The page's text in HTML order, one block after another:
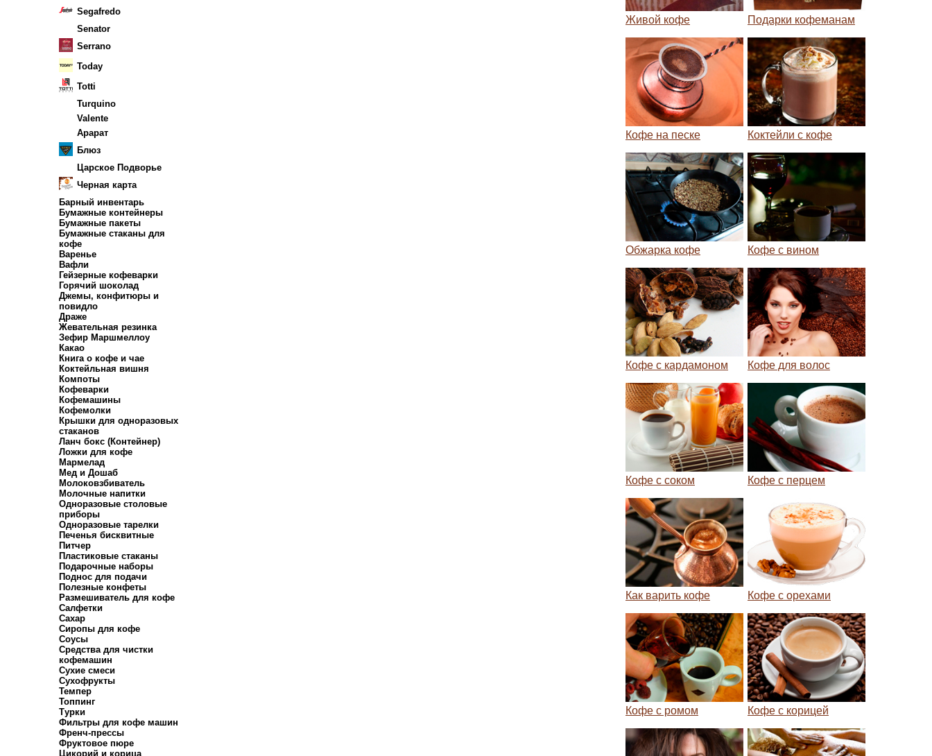
Segafredo
Senator
Serrano
Today
Totti
Turquino
Valente
Арарат
Блюз
Царское Подворье
Черная карта
Барный инвентарь
Бумажные контейнеры
Бумажные пакеты
Бумажные стаканы для
кофе
Варенье
Вафли
Гейзерные кофеварки
Горячий шоколад
Джемы, конфитюры и
повидло
Драже
Жевательная резинка
Зефир Маршмеллоу
Какао
Книга о кофе и чае
Коктейльная вишня
Компоты
Кофеварки
Кофемашины
Кофемолки
Крышки для одноразовых
стаканов
Ланч бокс (Контейнер)
Ложки для кофе
Мармелад
Мед и Дошаб
Молоковзбиватель
Молочные напитки
Одноразовые столовые
приборы
Одноразовые тарелки
Печенья бисквитные
Питчер
Пластиковые стаканы
Подарочные наборы
Поднос для подачи
Полезные конфеты
Размешиватель для кофе
Салфетки
Сахар
Сиропы для кофе
Соусы
Средства для чистки
кофемашин
Сухие смеси
Сухофрукты
Темпер
Топпинг
Турки
Фильтры для кофе машин
Френч-прессы
Фруктовое пюре
Цикорий и корица
Живой кофе Подарки кофеманам
Кофе на песке Коктейли с кофе
Обжарка кофе Кофе с вином
Кофе с кардамоном Кофе для волос
Кофе с соком Кофе с перцем
Как варить кофе Кофе с орехами
Кофе с ромом Кофе с корицей